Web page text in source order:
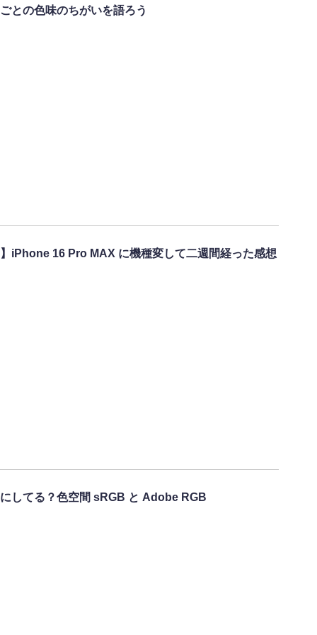
との色味のちがいを語ろう
iPhone 16 Pro MAX に機種変して二週間経った感想
してる？色空間 sRGB と Adobe RGB